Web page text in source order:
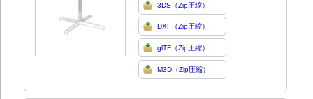
3DS（Zip圧縮）
DXF（Zip圧縮）
glTF（Zip圧縮）
M3D（Zip圧縮）